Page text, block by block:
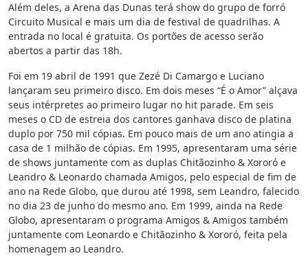
Além deles, a Arena das Dunas terá show do grupo de forró
Circuito Musical e mais um dia de festival de quadrilhas. A
entrada no local é gratuita. Os portões de acesso serão
abertos a partir das 18h.
Foi em 19 abril de 1991 que Zezé Di Camargo e Luciano
lançaram seu primeiro disco. Em dois meses “É o Amor” alçava
seus intérpretes ao primeiro lugar no hit parade. Em seis
meses o CD de estreia dos cantores ganhava disco de platina
duplo por 750 mil cópias. Em pouco mais de um ano atingia a
casa de 1 milhão de cópias. Em 1995, apresentaram uma série
de shows juntamente com as duplas Chitãozinho & Xororó e
Leandro & Leonardo chamada Amigos, pelo especial de fim de
ano na Rede Globo, que durou até 1998, sem Leandro, falecido
no dia 23 de junho do mesmo ano. Em 1999, ainda na Rede
Globo, apresentaram o programa Amigos & Amigos também
juntamente com Leonardo e Chitãozinho & Xororó, feita pela
homenagem ao Leandro.